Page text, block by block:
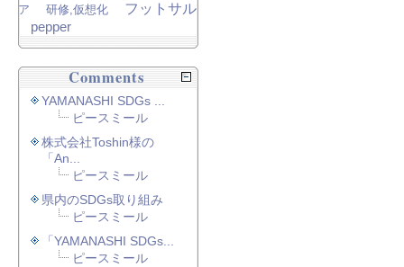
ア
研修,仮想化
フットサル
pepper
Comments
YAMANASHI SDGs ...
ピースミール
株式会社Toshin様の
「An...
ピースミール
県内のSDGs取り組み
ピースミール
「YAMANASHI SDGs...
ピースミール